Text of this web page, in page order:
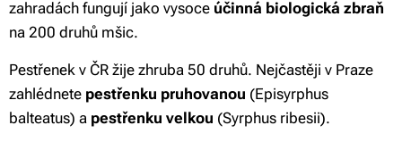
zahradách fungují jako vysoce účinná biologická zbraň
na 200 druhů mšic.
Pestřenek v ČR žije zhruba 50 druhů. Nejčastěji v Praze
zahlédnete pestřenku pruhovanou (Episyrphus
balteatus) a pestřenku velkou (Syrphus ribesii).